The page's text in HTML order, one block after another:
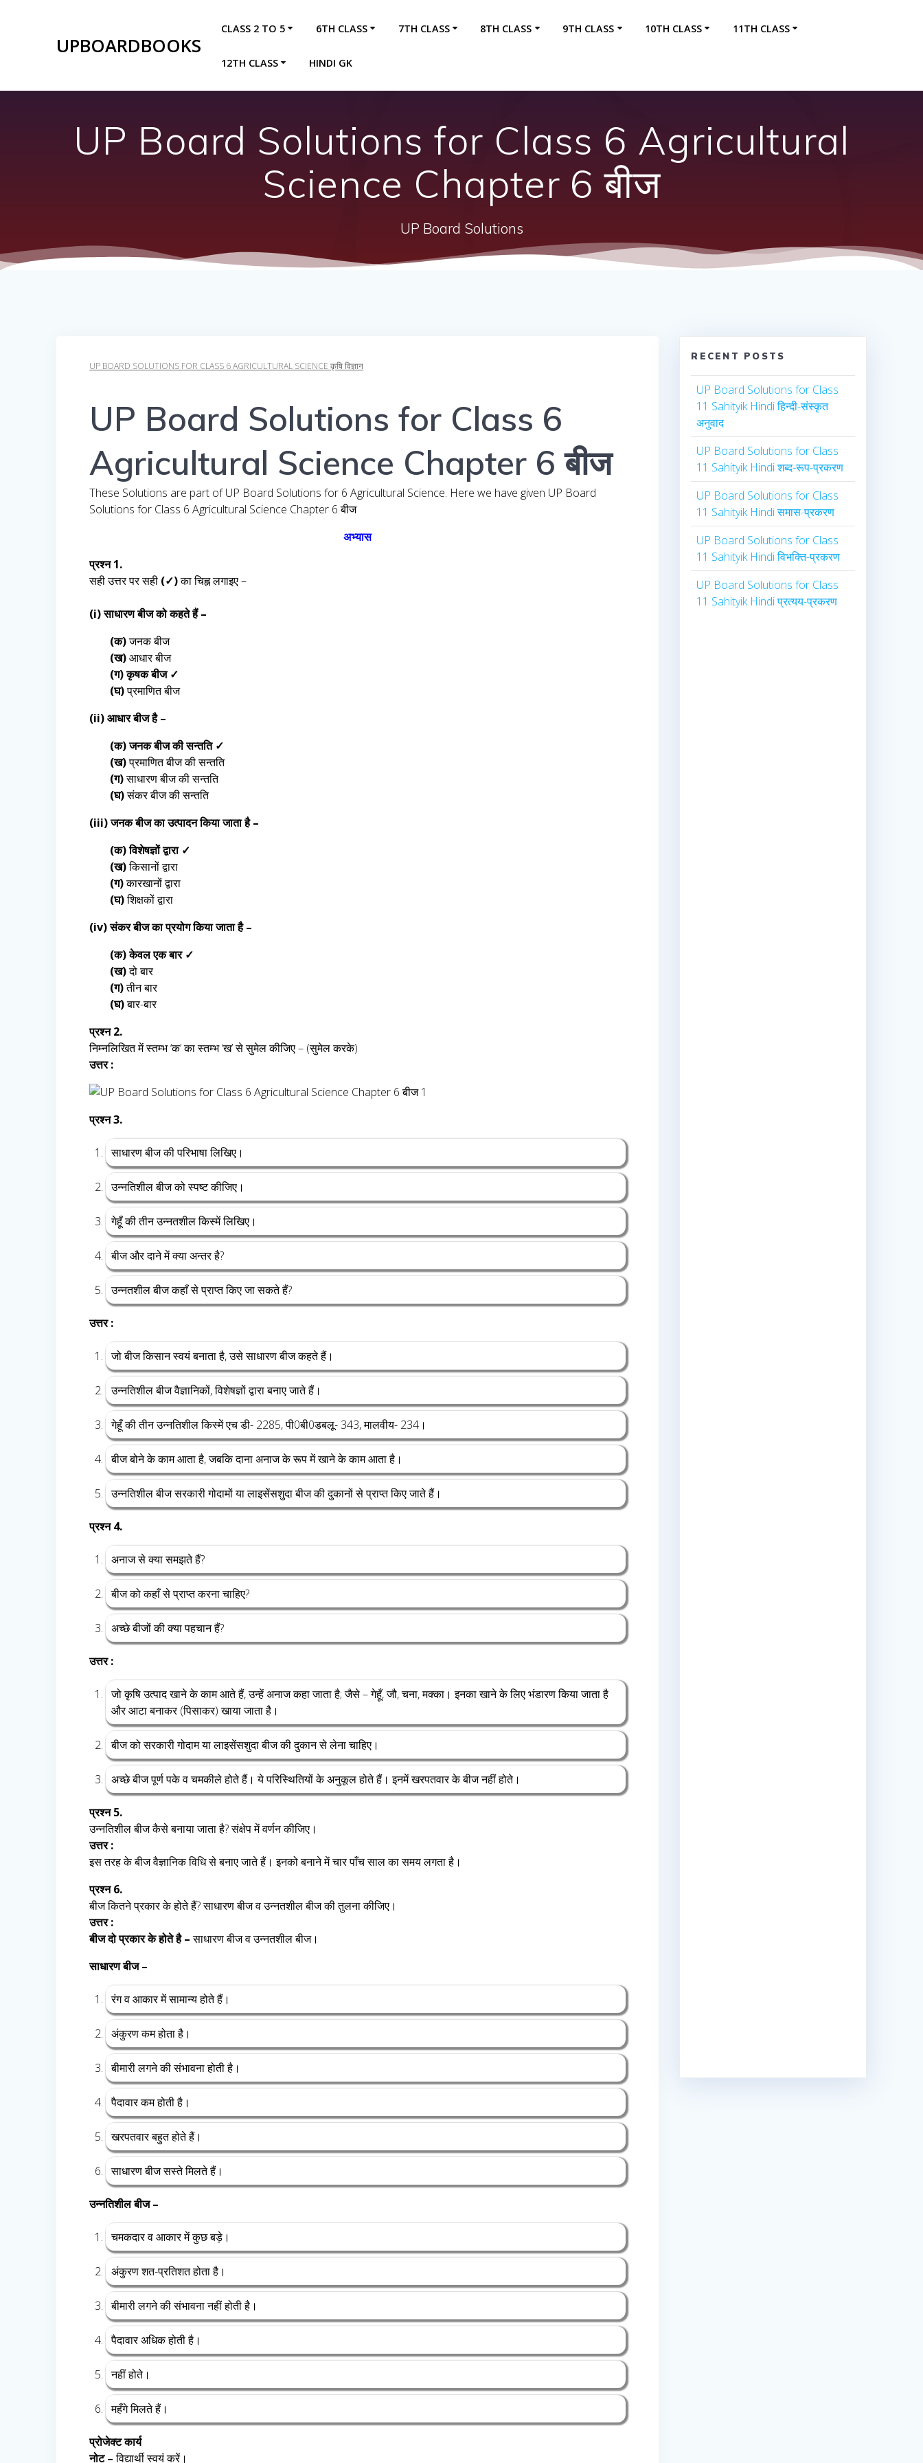
UPBOARDBOOKS
CLASS 2 TO 5 6TH CLASS 7TH CLASS 8TH CLASS 9TH CLASS 10TH CLASS 11TH CLASS
12TH CLASS HINDI GK
UP Board Solutions for Class 6 Agricultural
Science Chapter 6 बीज
UP Board Solutions
UP BOARD SOLUTIONS FOR CLASS 6 AGRICULTURAL SCIENCE कृषि विज्ञान
UP Board Solutions for Class 6
Agricultural Science Chapter 6 बीज
These Solutions are part of UP Board Solutions for 6 Agricultural Science. Here we have given UP Board
Solutions for Class 6 Agricultural Science Chapter 6 बीज
अभ्यास
प्रश्न 1.
सही उत्तर पर सही (✓)का चिह्न लगाइए –
(i) साधारण बीज को कहते हैं –
(क)जनक बीज
(ख)आधार बीज
(ग) कृषक बीज ✓
(घ)प्रमाणित बीज
(ii) आधार बीज है –
(क) जनक बीज की सन्तति ✓
(ख)प्रमाणित बीज की सन्तति
(ग)साधारण बीज की सन्तति
(घ)संकर बीज की सन्तति
(iii) जनक बीज का उत्पादन किया जाता है –
(क) विशेषज्ञों द्वारा ✓
(ख)किसानों द्वारा
(ग)कारखानों द्वारा
(घ)शिक्षकों द्वारा
(iv) संकर बीज का प्रयोग किया जाता है –
(क) केवल एक बार ✓
(ख)दो बार
(ग)तीन बार
(घ)बार-बार
प्रश्न 2.
निम्नलिखित में स्तम्भ ‘क’ का स्तम्भ ‘ख’ से सुमेल कीजिए – (सुमेल करके)
उत्तर :
प्रश्न 3.
साधारण बीज की परिभाषा लिखिए।
उन्नतिशील बीज को स्पष्ट कीजिए।
गेहूँ की तीन उन्नतशील किस्में लिखिए।
बीज और दाने में क्या अन्तर है?
उन्नतशील बीज कहाँ से प्राप्त किए जा सकते हैं?
उत्तर :
जो बीज किसान स्वयं बनाता है, उसे साधारण बीज कहते हैं।
उन्नतिशील बीज वैज्ञानिकों, विशेषज्ञों द्वारा बनाए जाते हैं।
गेहूँ की तीन उन्नतिशील किस्में एच डी- 2285, पी0बी0डबलू- 343, मालवीय- 234।
बीज बोने के काम आता है, जबकि दाना अनाज के रूप में खाने के काम आता है।
उन्नतिशील बीज सरकारी गोदामों या लाइसेंसशुदा बीज की दुकानों से प्राप्त किए जाते हैं।
प्रश्न 4.
अनाज से क्या समझते हैं?
बीज को कहाँ से प्राप्त करना चाहिए?
अच्छे बीजों की क्या पहचान हैं?
उत्तर :
जो कृषि उत्पाद खाने के काम आते हैं, उन्हें अनाज कहा जाता है; जैसे – गेहूँ, जौ, चना, मक्का। इनका खाने के लिए भंडारण किया जाता है
और आटा बनाकर (पिसाकर) खाया जाता है।
बीज को सरकारी गोदाम या लाइसेंसशुदा बीज की दुकान से लेना चाहिए।
अच्छे बीज पूर्ण पके व चमकीले होते हैं। ये परिस्थितियों के अनुकूल होते हैं। इनमें खरपतवार के बीज नहीं होते।
प्रश्न 5.
उन्नतिशील बीज कैसे बनाया जाता है? संक्षेप में वर्णन कीजिए।
उत्तर :
इस तरह के बीज वैज्ञानिक विधि से बनाए जाते हैं। इनको बनाने में चार पाँच साल का समय लगता है।
प्रश्न 6.
बीज कितने प्रकार के होते हैं? साधारण बीज व उन्नतशील बीज की तुलना कीजिए।
उत्तर :
बीज दो प्रकार के होते है –साधारण बीज व उन्नतशील बीज।
साधारण बीज –
रंग व आकार में सामान्य होते हैं।
अंकुरण कम होता है।
बीमारी लगने की संभावना होती है।
पैदावार कम होती है।
खरपतवार बहुत होते हैं।
साधारण बीज सस्ते मिलते हैं।
उन्नतिशील बीज –
चमकदार व आकार में कुछ बड़े।
अंकुरण शत-प्रतिशत होता है।
बीमारी लगने की संभावना नहीं होती है।
पैदावार अधिक होती है।
नहीं होते।
महँगे मिलते हैं।
प्रोजेक्ट कार्य
नोट –विद्यार्थी स्वयं करें।
RECENT POSTS
UP Board Solutions for Class
11 Sahityik Hindi हिन्दी-संस्कृत
अनुवाद
UP Board Solutions for Class
11 Sahityik Hindi शब्द-रूप-प्रकरण
UP Board Solutions for Class
11 Sahityik Hindi समास-प्रकरण
UP Board Solutions for Class
11 Sahityik Hindi विभक्ति-प्रकरण
UP Board Solutions for Class
11 Sahityik Hindi प्रत्यय-प्रकरण